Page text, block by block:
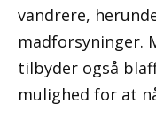
vandrere,
madforsyninger.
tilbyder også
mulighed for at